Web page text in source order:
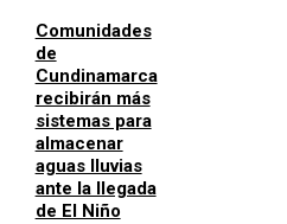
Comunidades
de
Cundinamarca
recibirán más
sistemas para
almacenar
aguas lluvias
ante la llegada
de El Niño